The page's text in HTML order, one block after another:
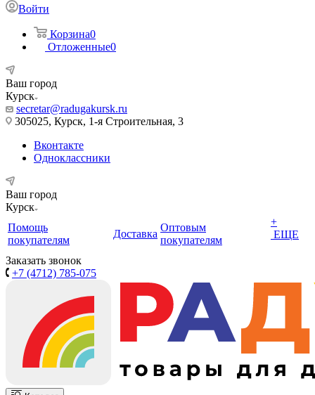
Войти
Корзина0
Отложенные0
Ваш город
Курск
secretar@radugakursk.ru
305025, Курск, 1-я Строительная, 3
Вконтакте
Одноклассники
Ваш город
Курск
Помощь
покупателям
Доставка
Оптовым
покупателям
+
ЕЩЕ
Заказать звонок
+7 (4712) 785-075